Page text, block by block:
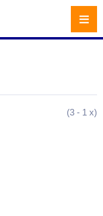
(3 - 1 x)
≡